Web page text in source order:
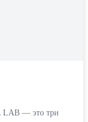
LAB — это три